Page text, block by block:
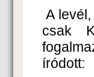
A
csak
íródott: